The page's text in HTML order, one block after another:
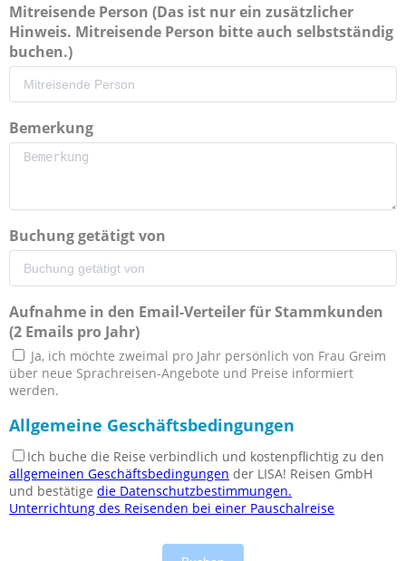
Mitreisende Person (Das ist nur ein zusätzlicher
Hinweis. Mitreisende Person bitte auch selbstständig
buchen.)
Bemerkung
Buchung getätigt von
Aufnahme in den Email-Verteiler für Stammkunden
(2 Emails pro Jahr)
Ja, ich möchte zweimal pro Jahr persönlich von Frau Greim
über neue Sprachreisen-Angebote und Preise informiert
werden.
Allgemeine Geschäftsbedingungen
Ich buche die Reise verbindlich und kostenpflichtig zu den
allgemeinen Geschäftsbedingungen der LISA! Reisen GmbH
und bestätige die Datenschutzbestimmungen.
Unterrichtung des Reisenden bei einer Pauschalreise